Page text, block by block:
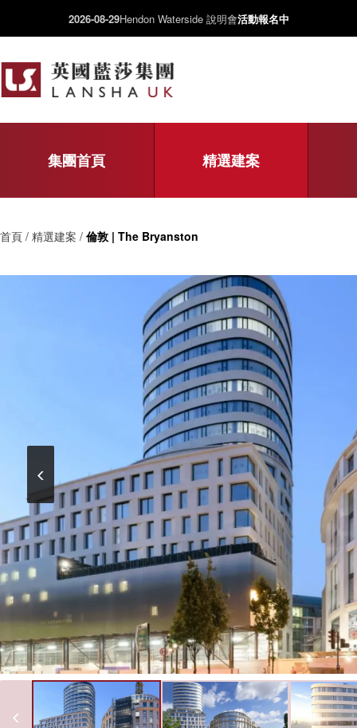
2026-08-29Hendon Waterside 說明會活動報名中
集團首頁 精選建案
首頁 / 精選建案 / 倫敦 | The Bryanston